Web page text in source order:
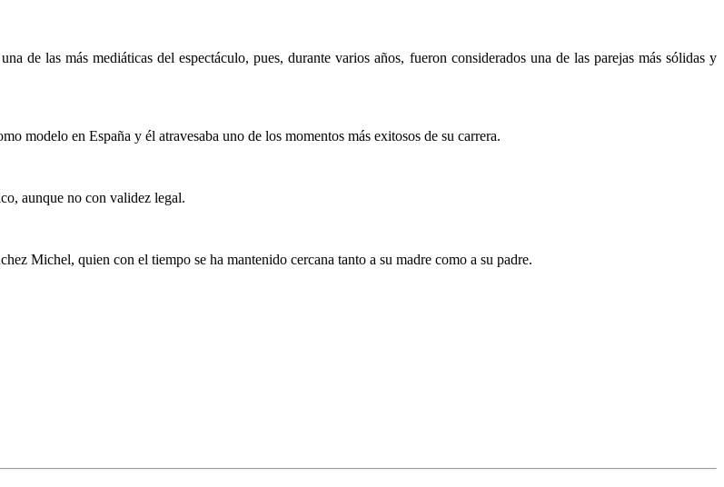
de las más mediáticas del espectáculo, pues, durante varios años, fueron considerados una de las parejas más sólidas y
modelo en España y él atravesaba uno de los momentos más exitosos de su carrera.
aunque no con validez legal.
Michel, quien con el tiempo se ha mantenido cercana tanto a su madre como a su padre.